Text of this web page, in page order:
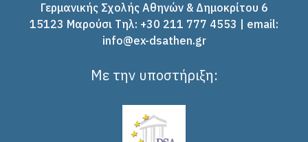
Γερμανικής Σχολής Αθηνών & Δημοκρίτου 6
15123 Μαρούσι Tηλ: +30 211 777 4553 | email:
info@ex-dsathen.gr
Με την υποστήριξη: